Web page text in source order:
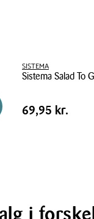
i butik
SISTEMA
Sistema Salad To
Salad
Pris
Pris 69,95 kr.
69,95 kr.
i